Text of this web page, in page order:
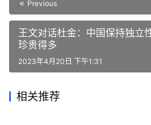
Previous
王文对话杜金：中国保持独立
珍贵得多
2023年4月20日 下午1:31
相关推荐